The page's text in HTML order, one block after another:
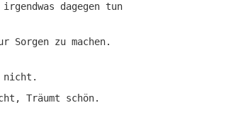
dagegen tun
zu machen.
nicht.
Träumt schön.